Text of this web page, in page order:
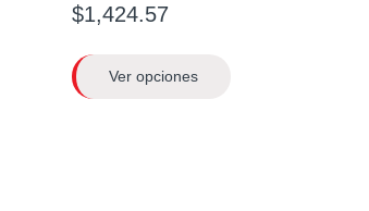
$1,424.57
Ver opciones